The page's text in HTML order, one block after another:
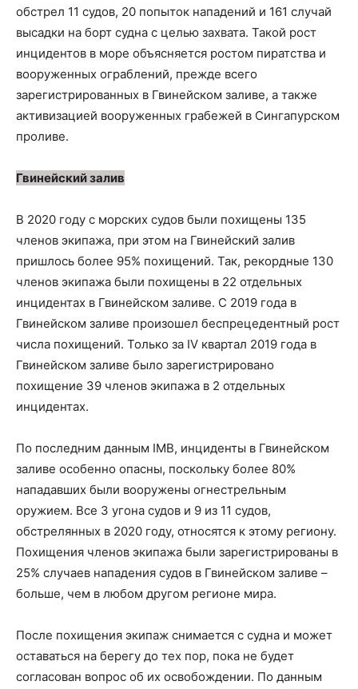
обстрел 11 судов, 20 попыток нападений и 161 случай
высадки на борт судна с целью захвата. Такой рост
инцидентов в море объясняется ростом пиратства и
вооруженных ограблений, прежде всего
зарегистрированных в Гвинейском заливе, а также
активизацией вооруженных грабежей в Сингапурском
проливе.
Гвинейский залив
В 2020 году с морских судов были похищены 135
членов экипажа, при этом на Гвинейский залив
пришлось более 95% похищений. Так, рекордные 130
членов экипажа были похищены в 22 отдельных
инцидентах в Гвинейском заливе. С 2019 года в
Гвинейском заливе произошел беспрецедентный рост
числа похищений. Только за IV квартал 2019 года в
Гвинейском заливе было зарегистрировано
похищение 39 членов экипажа в 2 отдельных
инцидентах.
По последним данным IMB, инциденты в Гвинейском
заливе особенно опасны, поскольку более 80%
нападавших были вооружены огнестрельным
оружием. Все 3 угона судов и 9 из 11 судов,
обстрелянных в 2020 году, относятся к этому региону.
Похищения членов экипажа были зарегистрированы в
25% случаев нападения судов в Гвинейском заливе –
больше, чем в любом другом регионе мира.
После похищения экипаж снимается с судна и может
оставаться на берегу до тех пор, пока не будет
согласован вопрос об их освобождении. По данным